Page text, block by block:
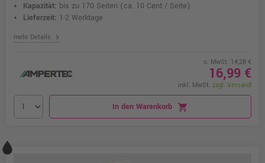
Kapazität: bis zu 170 Seiten (ca. 10 Cent / Seite)
Lieferzeit: 1-2 Werktage
mehr Details chevron_right
o. MwSt. 14,28 €
16,99 €
inkl. MwSt. zzgl. Versand
In den Warenkorb shopping_cart